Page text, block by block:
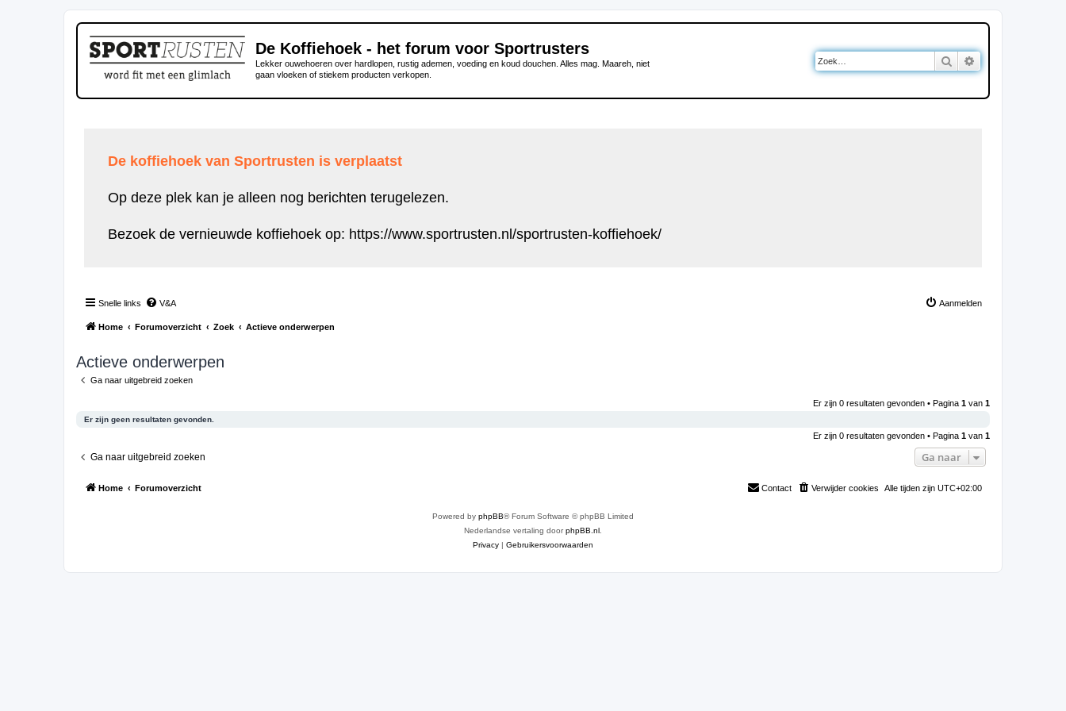
De Koffiehoek - het forum voor Sportrusters
Lekker ouwehoeren over hardlopen, rustig ademen, voeding en koud douchen. Alles mag. Maareh, niet
gaan vloeken of stiekem producten verkopen.
Zoek
De koffiehoek van Sportrusten is verplaatst
Op deze plek kan je alleen nog berichten terugelezen.
Bezoek de vernieuwde koffiehoek op: https://www.sportrusten.nl/sportrusten-koffiehoek/
Snelle links V&A Aanmelden
Home Forumoverzicht Zoek Actieve onderwerpen
Actieve onderwerpen
Ga naar uitgebreid zoeken
Er zijn 0 resultaten gevonden • Pagina 1 van 1
Er zijn geen resultaten gevonden.
Er zijn 0 resultaten gevonden • Pagina 1 van 1
Ga naar uitgebreid zoeken Ga naar
Home Forumoverzicht Alle tijden zijn UTC+02:00
Verwijder cookies
Contact
Powered by phpBB® Forum Software © phpBB Limited
Nederlandse vertaling doorphpBB.nl
Privacy | Gebruikersvoorwaarden